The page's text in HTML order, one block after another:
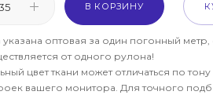
В КОРЗИНУ
указана оптовая за один погонный метр,
от одного рулона!
цвет ткани может отличаться по
вашего монитора. Для точного